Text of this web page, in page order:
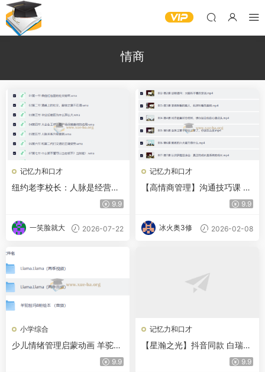
情商
记忆力和口才
纽约老李校长：人脉是经营出
9.9
一笑脸就大 2026-07-22
记忆力和口才
【高情商管理】沟通技巧课 42
9.9
冰火奥3修 2026-02-08
小学综合
少儿情绪管理启蒙动画 羊驼拉
玛 Llama Llama (1-2季视频9.9
记忆力和口才
【星瀚之光】抖音同款 白瑞沟
9.9